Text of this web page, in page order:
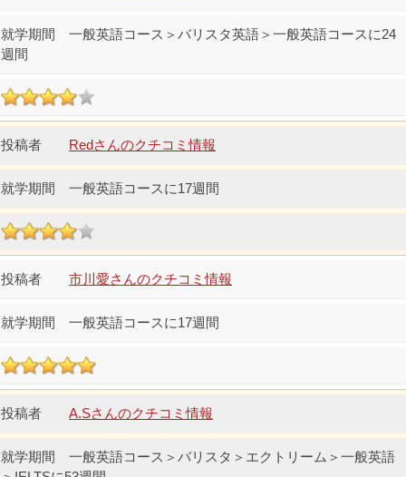
一般英語コース＞バリスタ英語＞一般英語コースに24
週間
Redさんのクチコミ情報
一般英語コースに17週間
市川愛さんのクチコミ情報
一般英語コースに17週間
A.Sさんのクチコミ情報
一般英語コース＞バリスタ＞エクトリーム＞一般英語